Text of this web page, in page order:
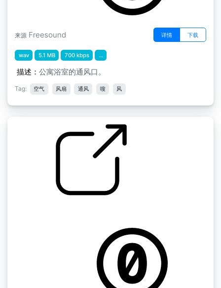
来源 Freesound 详情 下载
wav 5.1 MB 700 kbps ...
描述： 公寓浴室的通风口。
Tag: 空气 风扇 通风 嗖 风